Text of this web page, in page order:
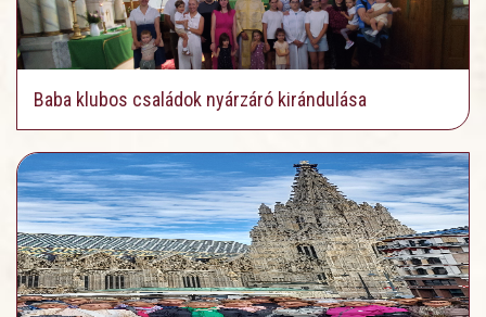
Baba klubos családok nyárzáró kirándulása